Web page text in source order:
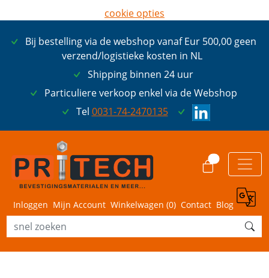
Bij bestelling via de webshop vanaf Eur 500,00 geen
verzend/logistieke kosten in NL
Shipping binnen 24 uur
Particuliere verkoop enkel via de Webshop
Tel 0031-74-2470135
Inloggen Mijn Account Winkelwagen (0) Contact Blog
cookie opties
ik ga akkoord met cookies